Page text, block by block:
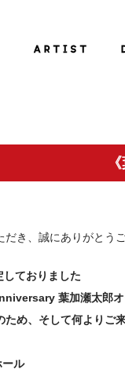
き、誠にありがとうご
ておりました
葉加瀬太郎
め、そして何よりご
ル